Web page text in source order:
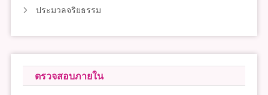
ประมวลจริยธรรม
ตรวจสอบภายใน